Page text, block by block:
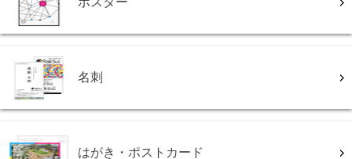
名刺
はがき・ポストカード